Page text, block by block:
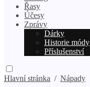
Řasy
Účesy
Zprávy
Dárky
Historie módy
Příslušenství
Hlavní stránka / Nápady